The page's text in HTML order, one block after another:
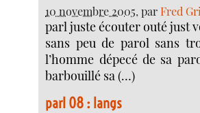
10 novembre 2005, parFred
parl juste écouter outé just
sans peu de parol sans
l’homme dépecé de sa
barbouillé sa (…)
parl 08 : langs